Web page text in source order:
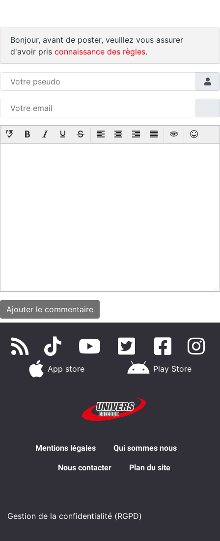
Bonjour, avant de poster, veuillez vous assurer
d'avoir pris connaissance des règles.
App store Play Store
Mentions légales Qui sommes nous
Nous contacter Plan du site
Gestion de la confidentialité (RGPD)